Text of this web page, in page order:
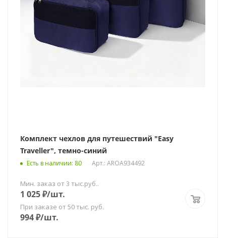
Комплект чехлов для путешествий "Easy
Traveller", темно-синий
Есть в наличии: 80 Арт.: AROA934492
Мин. заказ от 3 тыс.руб..
1 025₽/шт.
При заказе от 50 тыс. руб.
994₽/шт.